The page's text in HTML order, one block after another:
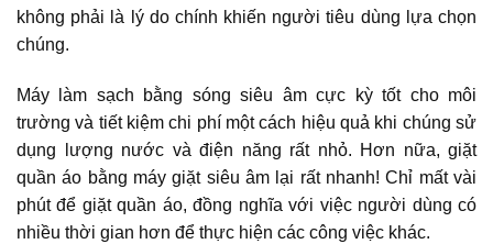
không phải là lý do chính khiến người tiêu dùng lựa chọn
chúng.
Máy làm sạch bằng sóng siêu âm cực kỳ tốt cho môi
trường và tiết kiệm chi phí một cách hiệu quả khi chúng sử
dụng lượng nước và điện năng rất nhỏ. Hơn nữa, giặt
quần áo bằng máy giặt siêu âm lại rất nhanh! Chỉ mất vài
phút để giặt quần áo, đồng nghĩa với việc người dùng có
nhiều thời gian hơn để thực hiện các công việc khác.